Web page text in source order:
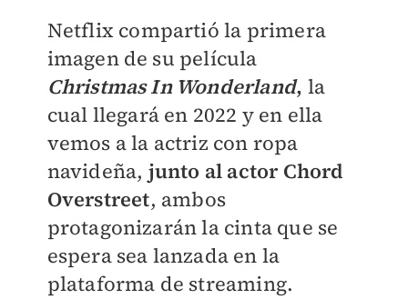
Netflix compartió la primera
imagen de su película
Christmas In Wonderland, la
cual llegará en 2022 y en ella
vemos a la actriz con ropa
navideña, junto al actor Chord
Overstreet, ambos
protagonizarán la cinta que se
espera sea lanzada en la
plataforma de streaming.